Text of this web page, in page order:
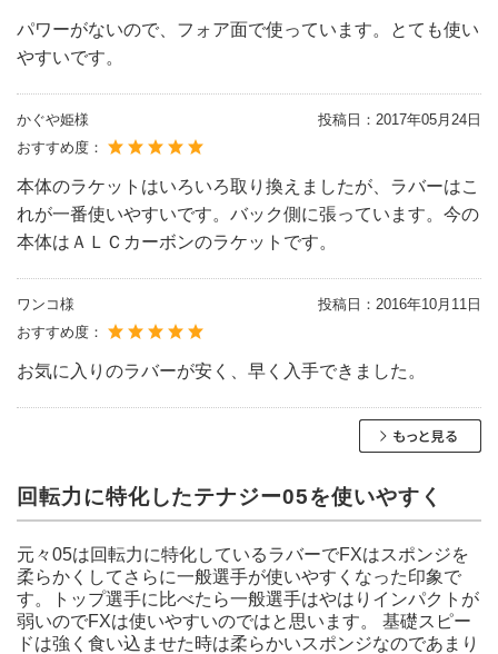
パワーがないので、フォア面で使っています。とても使い
やすいです。
かぐや姫様 投稿日： 2017年05月24日
おすすめ度：
本体のラケットはいろいろ取り換えましたが、ラバーはこ
れが一番使いやすいです。バック側に張っています。今の
本体はＡＬＣカーボンのラケットです。
ワンコ様 投稿日： 2016年10月11日
おすすめ度：
お気に入りのラバーが安く、早く入手できました。
回転力に特化したテナジー05を使いやすく
元々05は回転力に特化しているラバーでFXはスポンジを
柔らかくしてさらに一般選手が使いやすくなった印象で
す。トップ選手に比べたら一般選手はやはりインパクトが
弱いのでFXは使いやすいのではと思います。 基礎スピー
ドは強く食い込ませた時は柔らかいスポンジなのであまり